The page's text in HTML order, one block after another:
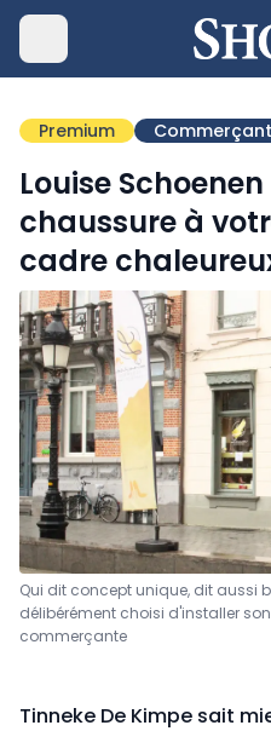
Premium
Louise
chaussure à
cadre
Qui dit concept unique, dit aussi
délibérément choisi d'installer
commerçante
Tinneke De Kimpe sait